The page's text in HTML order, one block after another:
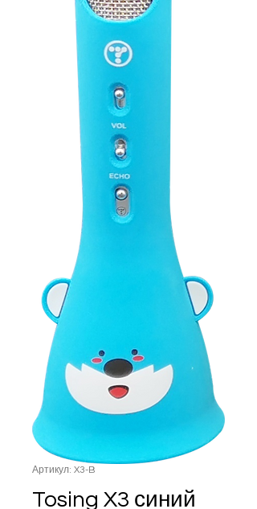
Артикул: X3-B
Tosing X3 синий